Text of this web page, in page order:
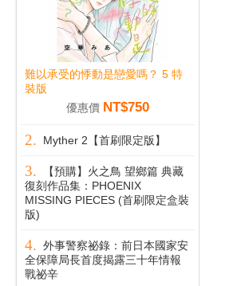
100～在成為殭屍前
殭屍100～在成為殭屍
難以承受的悸動是戀愛嗎？ 5 特
裝版
優惠價 NT$750
Myther 2【首刷限定版】
【預購】火之鳥 望鄉篇 典藏
復刻作品集：PHOENIX
MISSING PIECES (首刷限定盒裝
版)
外事警察祕錄：前日本國家安
全保障局長首度揭露三十年情報
戰祕辛